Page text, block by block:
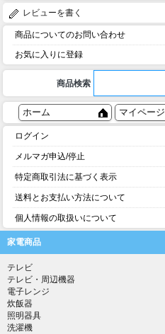
レビューを書く
商品についてのお問い合わせ
お気に入りに登録
商品検索
ホーム マイページ
ログイン
メルマガ申込/停止
特定商取引法に基づく表示
送料とお支払い方法について
個人情報の取扱いについて
家電商品
テレビ
テレビ・周辺機器
電子レンジ
炊飯器
照明器具
洗濯機